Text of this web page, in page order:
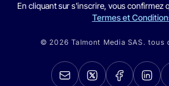
En cliquant sur s'inscrire, vous confirmez
Termes et
© 2026 Talmont Media SAS. tous